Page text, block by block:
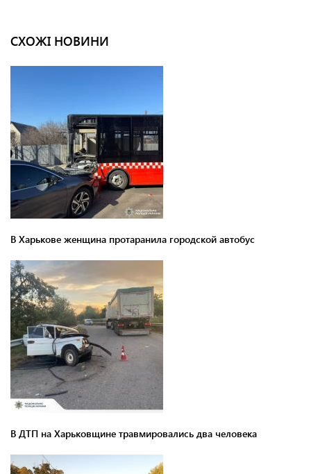
СХОЖІ НОВИНИ
В Харькове женщина протаранила городской автобус
В ДТП на Харьковщине травмировались два человека